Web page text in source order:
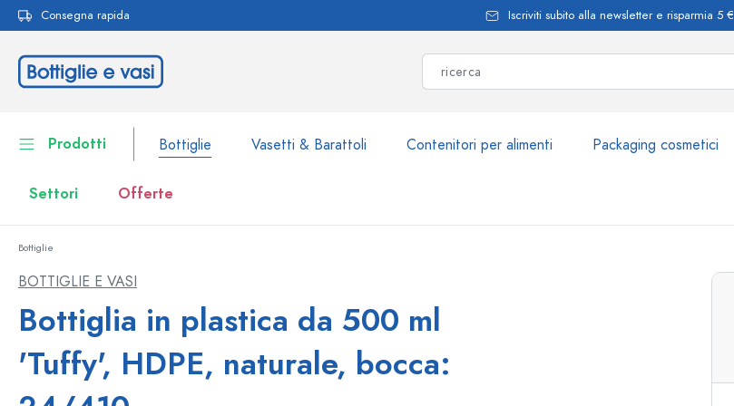
Passa alla navigazione principale
Consegna rapida Iscriviti subito alla newsletter e risparmia 5 €
Prodotti Bottiglie Vasetti & Barattoli Contenitori per alimenti Packaging cosmetici
Settori Offerte
Contenitori per alimenti
Stoviglie
Bottiglie per marca
Bottiglie
BOTTIGLIE E VASI
Bottiglia in plastica da 500 ml
'Tuffy', HDPE, naturale, bocca: